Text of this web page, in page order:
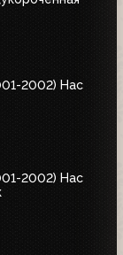
2002) Нас
2002) Нас